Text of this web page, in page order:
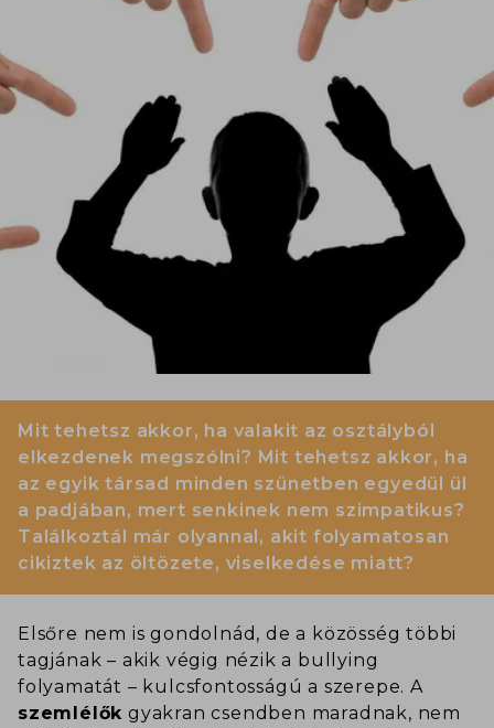
Mit tehetsz akkor, ha valakit az osztályból
elkezdenek megszólni? Mit tehetsz akkor, ha
az egyik társad minden szünetben egyedül ül
a padjában, mert senkinek nem szimpatikus?
Találkoztál már olyannal, akit folyamatosan
cikiztek az öltözete, viselkedése miatt?
Elsőre nem is gondolnád, de a közösség többi
tagjának – akik végig nézik a bullying
folyamatát – kulcsfontosságú a szerepe. A
szemlélők gyakran csendben maradnak, nem